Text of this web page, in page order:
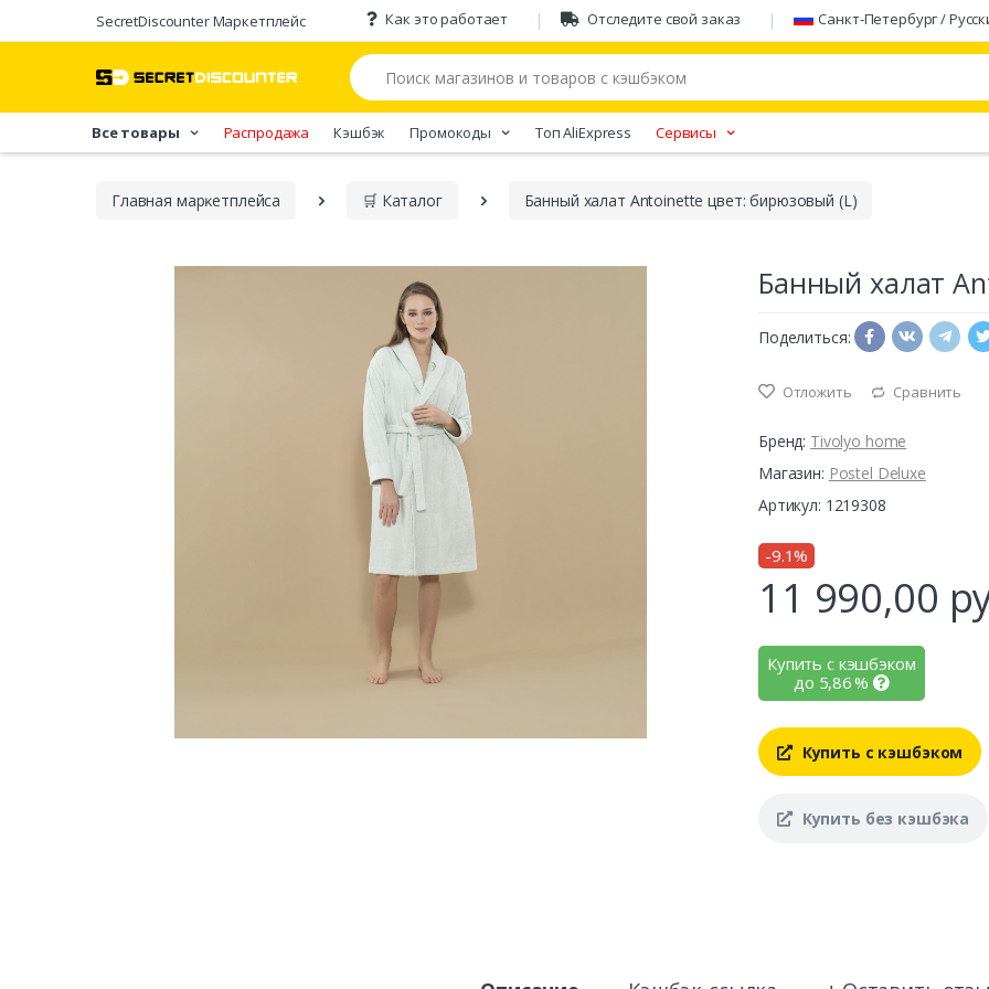
SecretDiscounter Маркетплейс Как это работает Отследите свой заказ Санкт-Петербург /
Все товары Распродажа Кэшбэк Промокоды Tоп AliExpress Сервисы
Главная марĸетплейса 🛒 Каталог Банный халат Antoinette цвет: бирюзовый (L)
Банный халат
Поделиться:
Отложить Сравнить
Бренд: Tivolyo home
Магазин: Postel Deluxe
Артикул: 1219308
-9.1%
11 990,00
Купить с кэшбэком
до 5,86%
Купить с кэшбэком
Купить без кэшбэка